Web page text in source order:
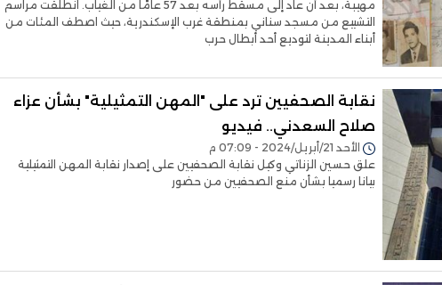
مهيبة، بعد أن عاد إلى مسقط رأسه بعد 57 عامًا من الغياب. انطلقت مراسم
التشييع من مسجد سناني بمنطقة غرب الإسكندرية، حيث اصطف المئات من
أبناء المدينة لتوديع أحد أبطال حرب
نقابة الصحفيين ترد على "المهن التمثيلية" بشأن عزاء
صلاح السعدني.. فيديو
الأحد 21/أبريل/2024 - 07:09 م
علق حسين الزناتي وكيل نقابة الصحفيين على إصدار نقابة المهن التمثيلية
بيانا رسميا بشأن منع الصحفيين من حضور